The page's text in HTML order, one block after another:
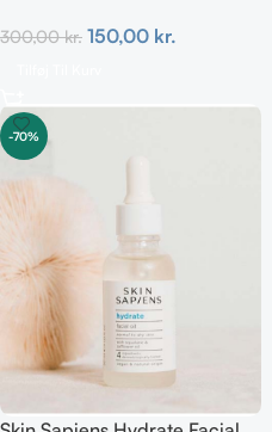
300,00kr. 150,00 kr.
-70%